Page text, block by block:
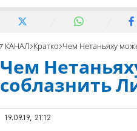
7 КАНАЛ Кратко Чем Нетаньяху
Чем
соблазнить
19.09.19, 21:12